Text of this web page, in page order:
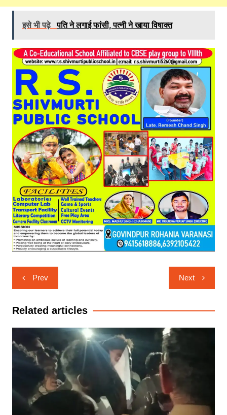
इसे भी पढ़े पति ने लगाई फांसी, पत्नी ने खाया विषाक्त
Post
navigation
Prev Next
Related articles